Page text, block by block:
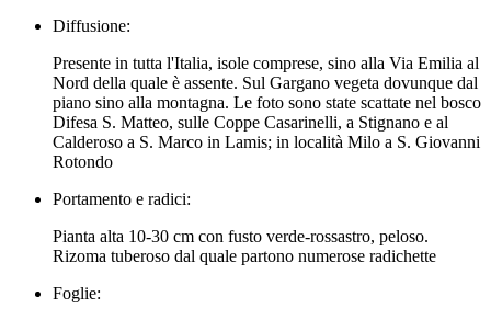
Diffusione:
Presente in tutta l'Italia, isole comprese, sino alla Via Emilia al
Nord della quale è assente. Sul Gargano vegeta dovunque dal
piano sino alla montagna. Le foto sono state scattate nel bosco
Difesa S. Matteo, sulle Coppe Casarinelli, a Stignano e al
Calderoso a S. Marco in Lamis; in località Milo a S. Giovanni
Rotondo
Portamento e radici:
Pianta alta 10-30 cm con fusto verde-rossastro, peloso.
Rizoma tuberoso dal quale partono numerose radichette
Foglie: